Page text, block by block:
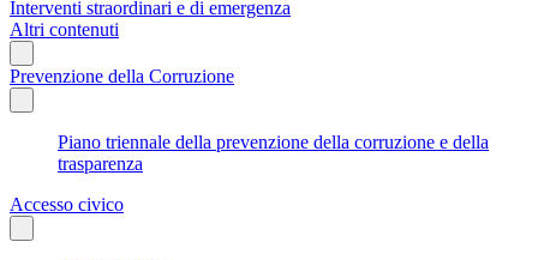
Interventi straordinari e di emergenza
Altri contenuti
Prevenzione della Corruzione
Piano triennale della prevenzione della corruzione e della
trasparenza
Accesso civico